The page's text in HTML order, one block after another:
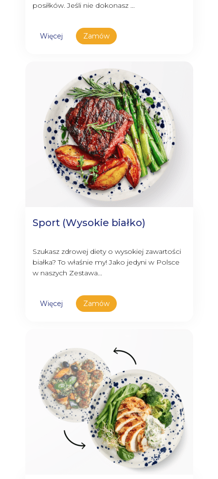
posiłków. Jeśli nie dokonasz ...
Więcej Zamów
Sport (Wysokie białko)
Szukasz zdrowej diety o wysokiej zawartości
białka? To właśnie my! Jako jedyni w Polsce
w naszych Zestawa...
Więcej Zamów